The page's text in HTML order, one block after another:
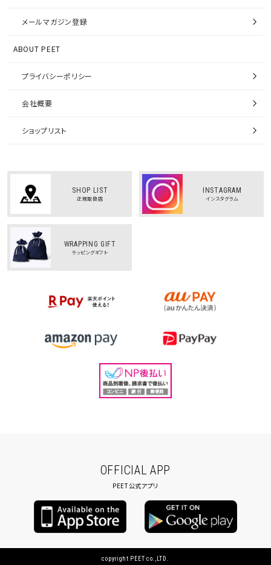
メールマガジン登録
ABOUT PEET
プライバシーポリシー
会社概要
ショップリスト
SHOP LIST
正規取扱店
INSTAGRAM
インスタグラム
WRAPPING GIFT
ラッピングギフト
OFFICIAL APP
PEET公式アプリ
copyright PEET co.,LTD.